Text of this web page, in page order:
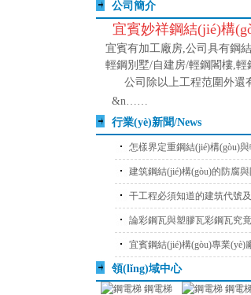
公司簡介
宜賓妙祥鋼結(jié)構
宜賓有加工廠房,公司具有鋼
輕鋼別墅/自建房/輕鋼閣樓,輕
公司除以上工程范圍外還
&n……
行業(yè)新聞/News
怎樣界定重鋼結(jié)構(gòu)
建筑鋼結(jié)構(gòu)的防腐
干工程必須知道的建筑代號
論彩鋼瓦與塑膠瓦彩鋼瓦究
宜賓鋼結(jié)構(gòu)專業(yè)
領(lǐng)域中心
鋼電梯 鋼電